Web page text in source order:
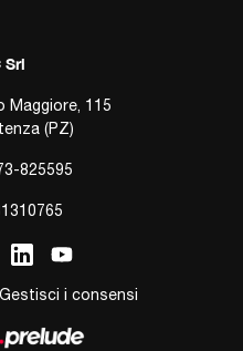
Srl
Maggiore, 115
(PZ)
825595
Gestisci i consensi